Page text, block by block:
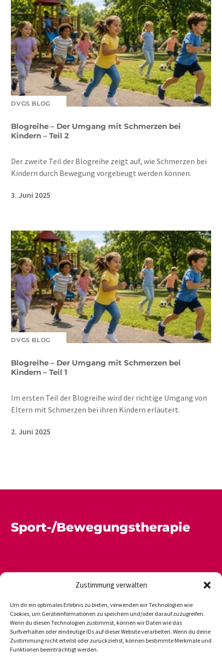
Zustimmung verwalten
Um dir ein optimales Erlebnis zu bieten, verwenden wir Technologien wie
Cookies, um Geräteinformationen zu speichern und/oder darauf zuzugreifen.
Wenn du diesen Technologien zustimmst, können wir Daten wie das
Surfverhalten oder eindeutige IDs auf dieser Website verarbeiten. Wenn du deine
Zustimmung nicht erteilst oder zurückziehst, können bestimmte Merkmale und
Funktionen beeinträchtigt werden.
DVGS BLOG
Blogreihe – Der Umgang mit Schmerzen bei
Kindern – Teil 2
Der zweite Teil der Blogreihe zeigt auf, wie Schmerzen bei
Kindern durch Bewegung vorgebeugt werden können.
3. Juni 2025
DVGS BLOG
Blogreihe – Der Umgang mit Schmerzen bei
Kindern – Teil 1
Im ersten Teil der Blogreihe wird der richtige Umgang von
Eltern mit Schmerzen bei ihren Kindern erläutert.
2. Juni 2025
Sport-/Bewegungstherapie
Newsletter Datenschutz Impressum